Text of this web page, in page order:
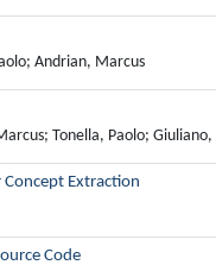
Andrian, Marcus
Tonella, Paolo;
Concept Extraction
Code